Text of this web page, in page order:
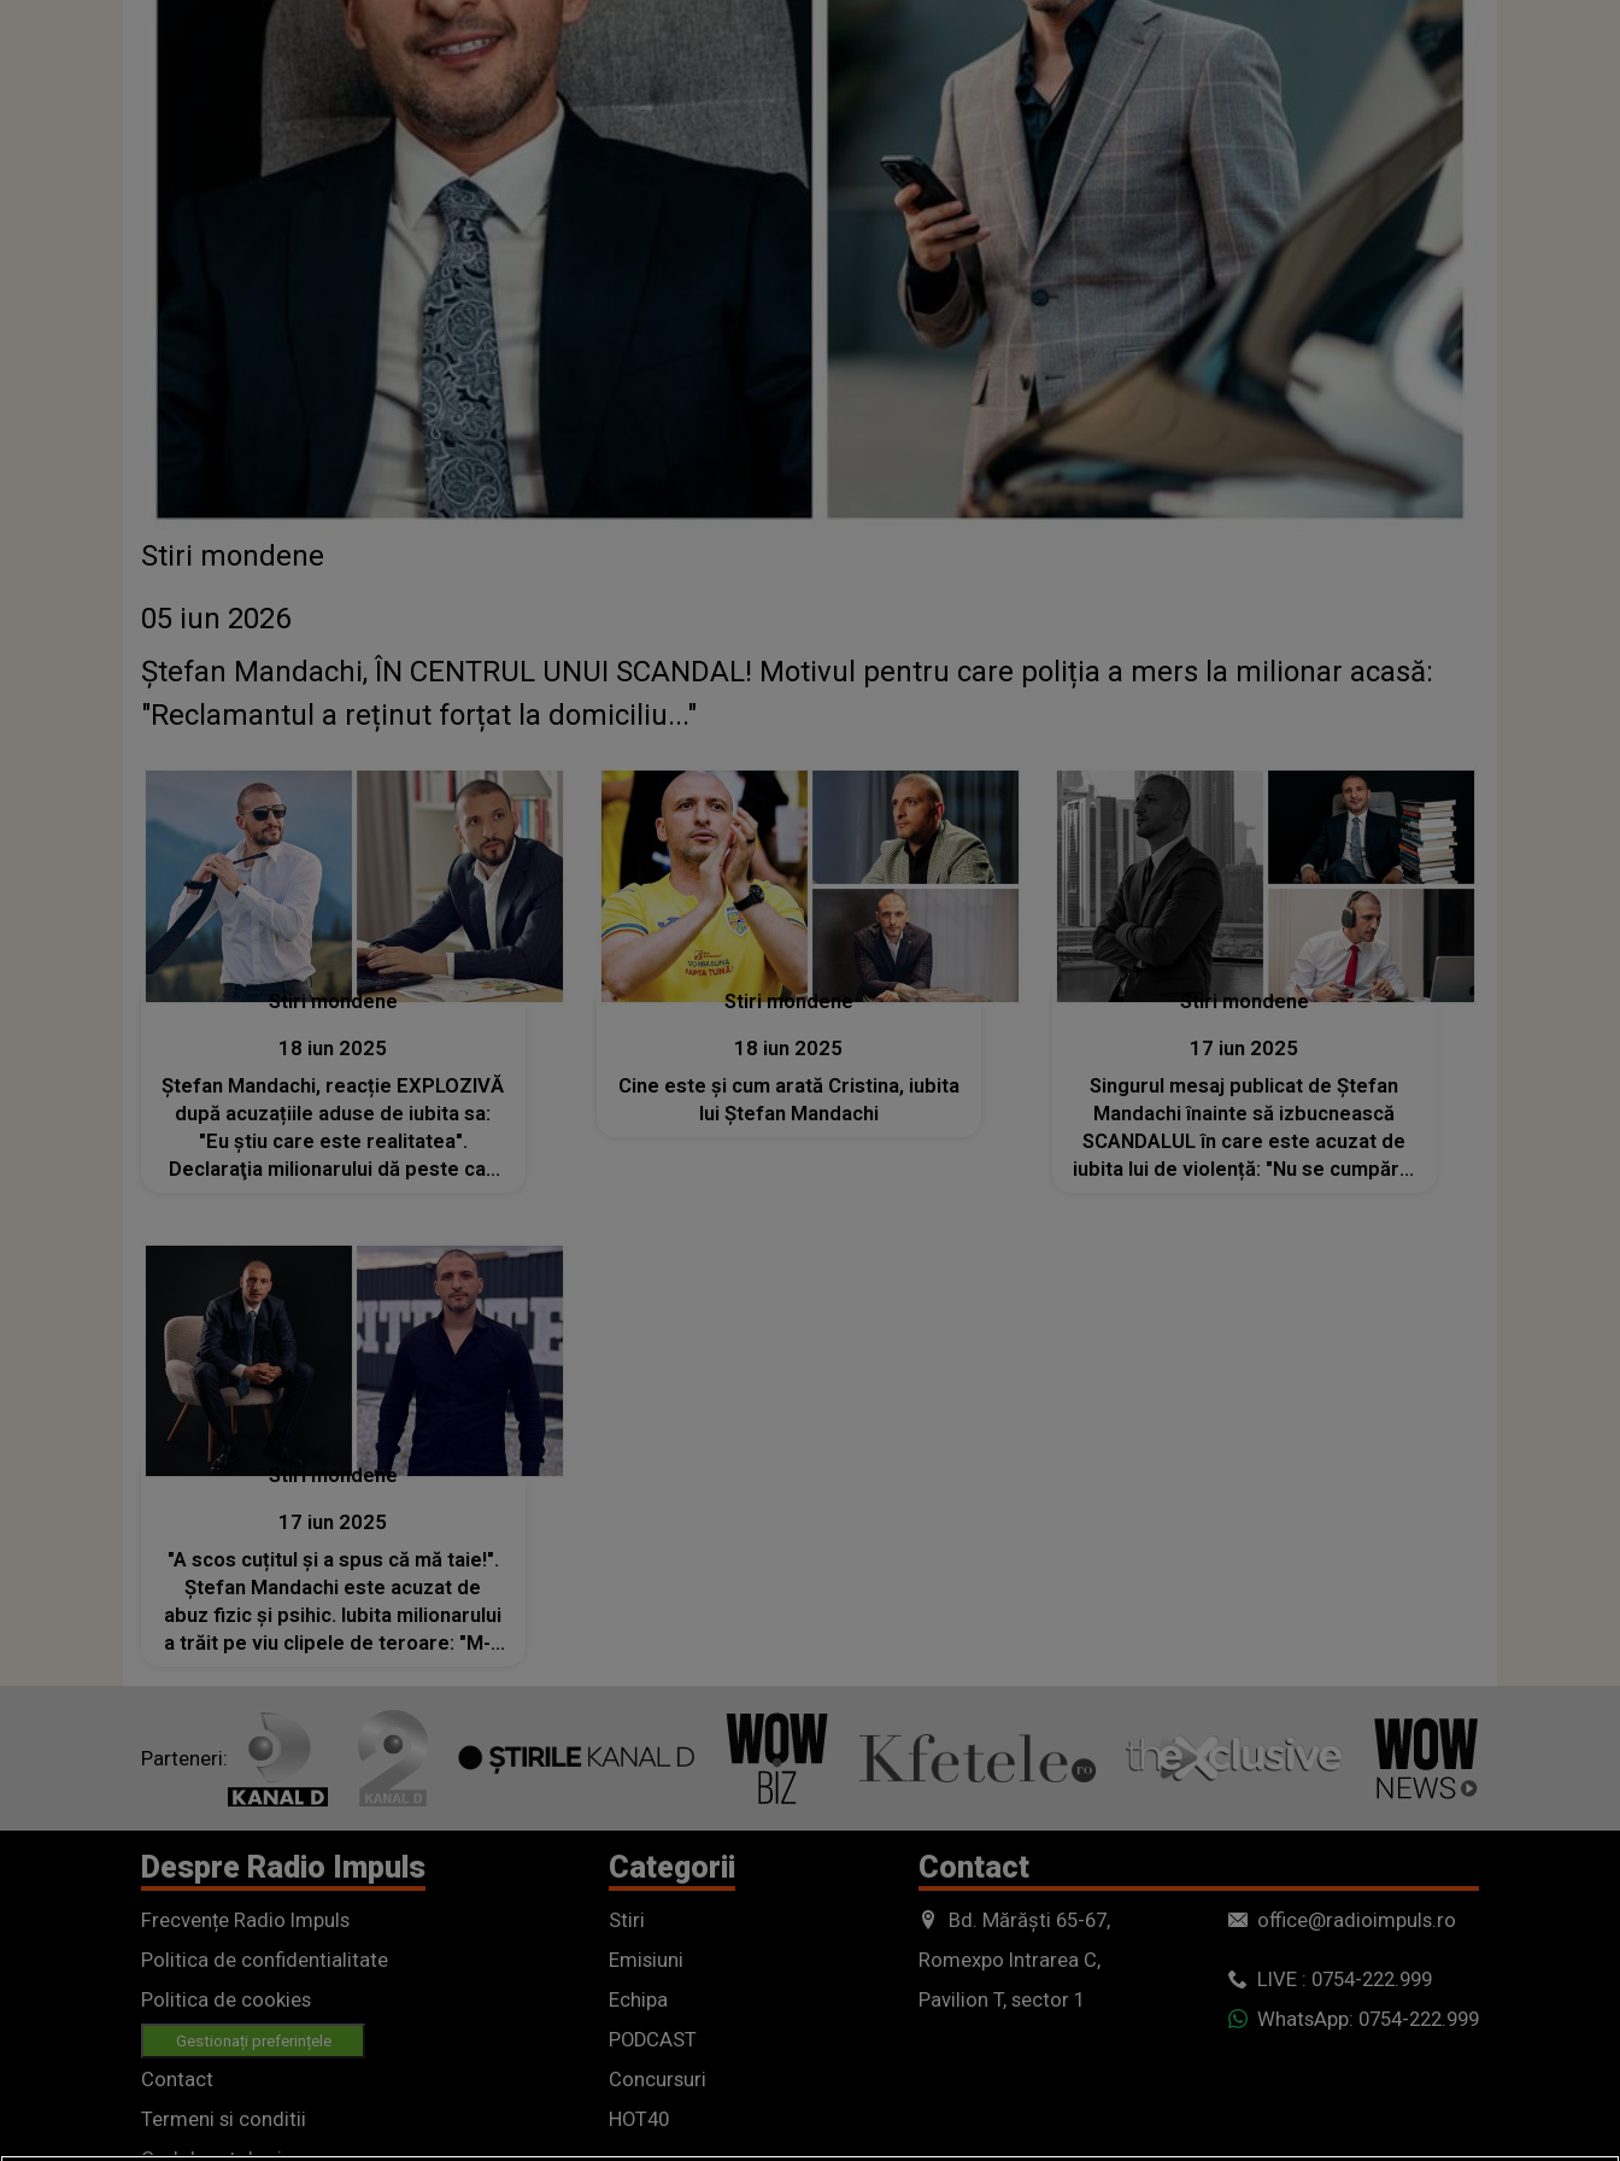
Stiri mondene
05 iun 2026
Ștefan Mandachi, ÎN CENTRUL UNUI SCANDAL! Motivul pentru care poliția a mers la milionar acasă:
"Reclamantul a reținut forțat la domiciliu..."
Stiri mondene
18 iun 2025
Ștefan Mandachi, reacție EXPLOZIVĂ
după acuzațiile aduse de iubita sa:
"Eu știu care este realitatea".
Declaraţia milionarului dă peste cap
Stiri mondene
18 iun 2025
Cine este și cum arată Cristina, iubita
lui Ștefan Mandachi
Stiri mondene
17 iun 2025
Singurul mesaj publicat de Ștefan
Mandachi înainte să izbucnească
SCANDALUL în care este acuzat de
iubita lui de violență: "Nu se cumpără,
Stiri mondene
17 iun 2025
"A scos cuțitul și a spus că mă taie!".
Ștefan Mandachi este acuzat de
abuz fizic și psihic. Iubita milionarului
a trăit pe viu clipele de teroare: "M-a
Parteneri:
Despre Radio Impuls
Frecvențe Radio Impuls
Politica de confidentialitate
Politica de cookies
Gestionați preferințele
Contact
Termeni si conditii
Categorii
Stiri
Emisiuni
Echipa
PODCAST
Concursuri
HOT40
Contact
Bd. Mărăști 65-67,
Romexpo Intrarea C,
Pavilion T, sector 1
office@radioimpuls.ro
LIVE : 0754-222.999
WhatsApp: 0754-222.999